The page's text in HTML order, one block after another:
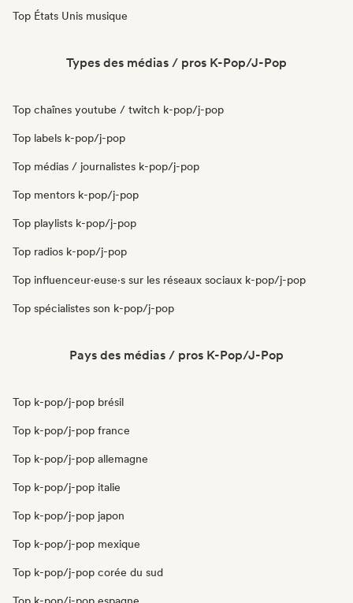
Top États Unis musique
Types des médias / pros K-Pop/J-Pop
Top chaînes youtube / twitch k-pop/j-pop
Top labels k-pop/j-pop
Top médias / journalistes k-pop/j-pop
Top mentors k-pop/j-pop
Top playlists k-pop/j-pop
Top radios k-pop/j-pop
Top influenceur·euse·s sur les réseaux sociaux k-pop/j-pop
Top spécialistes son k-pop/j-pop
Pays des médias / pros K-Pop/J-Pop
Top k-pop/j-pop brésil
Top k-pop/j-pop france
Top k-pop/j-pop allemagne
Top k-pop/j-pop italie
Top k-pop/j-pop japon
Top k-pop/j-pop mexique
Top k-pop/j-pop corée du sud